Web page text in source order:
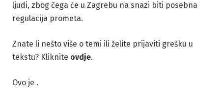
ljudi, zbog čega će u Zagrebu na snazi biti posebna
regulacija prometa.
Znate li nešto više o temi ili želite prijaviti grešku u
tekstu? Kliknite ovdje.
Ovo je .